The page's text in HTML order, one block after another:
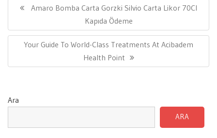
gezinmesiPrevious
Amaro Bomba Carta Gorzki Silvio Carta Likor 70Cl
Kapıda Ödeme
Next
Your Guide To World-Class Treatments At Acibadem
Health Point
Ara
ARA